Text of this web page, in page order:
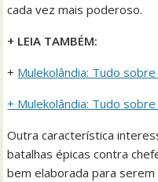
cada vez mais poderoso.
+ LEIA TAMBÉM:
+ Mulekolândia: Tudo
+ Mulekolândia: Tudo
Outra característica
batalhas épicas contra
bem elaborada para